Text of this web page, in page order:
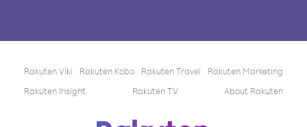
Rakuten Viki Rakuten Kobo Rakuten Travel
Rakuten Marketing
Rakuten Insight
Rakuten TV About Rakuten